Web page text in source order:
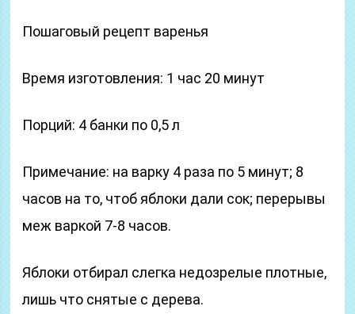
Пошаговый рецепт варенья
Время изготовления: 1 час 20 минут
Порций: 4 банки по 0,5 л
Примечание: на варку 4 раза по 5 минут; 8
часов на то, чтоб яблоки дали сок; перерывы
меж варкой 7-8 часов.
Яблоки отбирал слегка недозрелые плотные,
лишь что снятые с дерева.